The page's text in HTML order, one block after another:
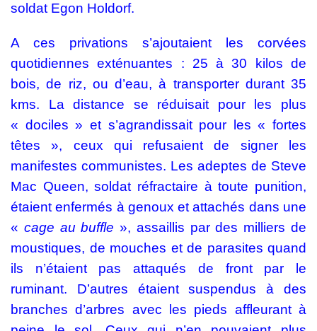
soldat Egon Holdorf.
A ces privations s’ajoutaient les corvées
quotidiennes exténuantes : 25 à 30 kilos de
bois, de riz, ou d’eau, à transporter durant 35
kms. La distance se réduisait pour les plus
« dociles » et s’agrandissait pour les « fortes
têtes », ceux qui refusaient de signer les
manifestes communistes. Les adeptes de Steve
Mac Queen, soldat réfractaire à toute punition,
étaient enfermés à genoux et attachés dans une
« cage au buffle », assaillis par des milliers de
moustiques, de mouches et de parasites quand
ils n’étaient pas attaqués de front par le
ruminant. D’autres étaient suspendus à des
branches d’arbres avec les pieds affleurant à